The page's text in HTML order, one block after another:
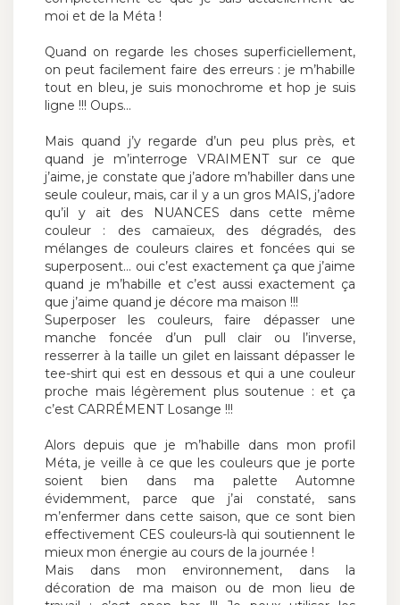
moi et de la Méta !
Quand on regarde les choses superficiellement,
on peut facilement faire des erreurs : je m’habille
tout en bleu, je suis monochrome et hop je suis
ligne !!! Oups…
Mais quand j’y regarde d’un peu plus près, et
quand je m’interroge VRAIMENT sur ce que
j’aime, je constate que j’adore m’habiller dans une
seule couleur, mais, car il y a un gros MAIS, j’adore
qu’il y ait des NUANCES dans cette même
couleur : des camaïeux, des dégradés, des
mélanges de couleurs claires et foncées qui se
superposent… oui c’est exactement ça que j’aime
quand je m’habille et c’est aussi exactement ça
que j’aime quand je décore ma maison !!!
Superposer les couleurs, faire dépasser une
manche foncée d’un pull clair ou l’inverse,
resserrer à la taille un gilet en laissant dépasser le
tee-shirt qui est en dessous et qui a une couleur
proche mais légèrement plus soutenue : et ça
c’est CARRÉMENT Losange !!!
Alors depuis que je m’habille dans mon profil
Méta, je veille à ce que les couleurs que je porte
soient bien dans ma palette Automne
évidemment, parce que j’ai constaté, sans
m’enfermer dans cette saison, que ce sont bien
effectivement CES couleurs-là qui soutiennent le
mieux mon énergie au cours de la journée !
Mais dans mon environnement, dans la
décoration de ma maison ou de mon lieu de